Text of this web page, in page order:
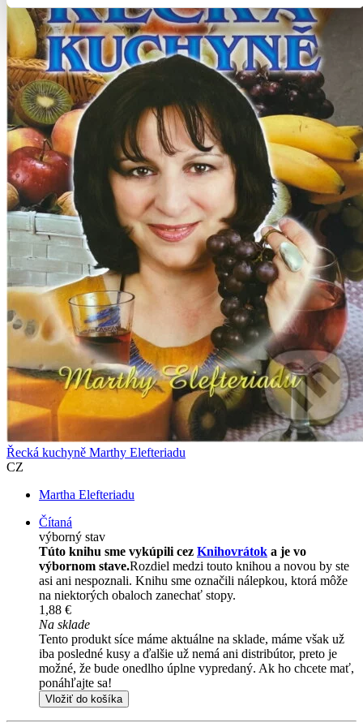
Řecká kuchyně Marthy Elefteriadu
CZ
Martha Elefteriadu
Čítaná
výborný stav
Túto knihu sme vykúpili cez Knihovrátok a je vo
výbornom stave.Rozdiel medzi touto knihou a novou by ste
asi ani nespoznali. Knihu sme označili nálepkou, ktorá môže
na niektorých obaloch zanechať stopy.
1,88 €
Na sklade
Tento produkt síce máme aktuálne na sklade, máme však už
iba posledné kusy a ďalšie už nemá ani distribútor, preto je
možné, že bude onedlho úplne vypredaný. Ak ho chcete mať,
ponáhľajte sa!
Vložiť do košíka